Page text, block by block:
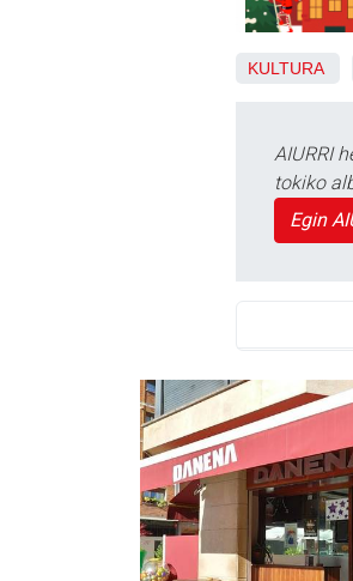
KULTURA
AIURRI
tokiko
Egin